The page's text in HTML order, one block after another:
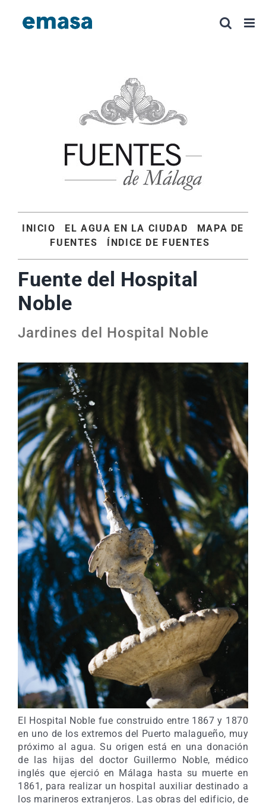
INICIO EL AGUA EN LA CIUDAD
MAPA DE
FUENTES
ÍNDICE DE FUENTES
Fuente del Hospital
Noble
Jardines del Hospital Noble
El Hospital Noble fue construido entre 1867 y 1870
en uno de los extremos del Puerto malagueño, muy
próximo al agua. Su origen está en una donación
de las hijas del doctor Guillermo Noble, médico
inglés que ejerció en Málaga hasta su muerte en
1861, para realizar un hospital auxiliar destinado a
los marineros extranjeros. Las obras del edificio, de